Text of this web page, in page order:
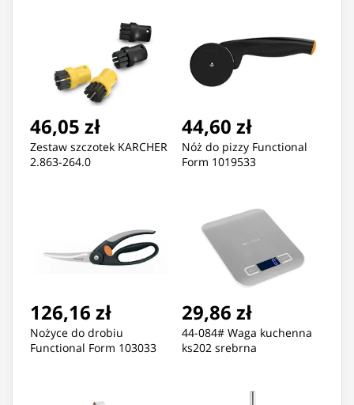
46,05 zł
Zestaw szczotek KARCHER
2.863-264.0
44,60 zł
Nóż do pizzy Functional
Form 1019533
126,16 zł
Nożyce do drobiu
Functional Form 103033
29,86 zł
44-084# Waga kuchenna
ks202 srebrna